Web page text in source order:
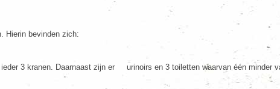
Hierin bevinden zich:
3 kranen. Daarnaast zijn er urinoirs en 3 toiletten waarvan één minder